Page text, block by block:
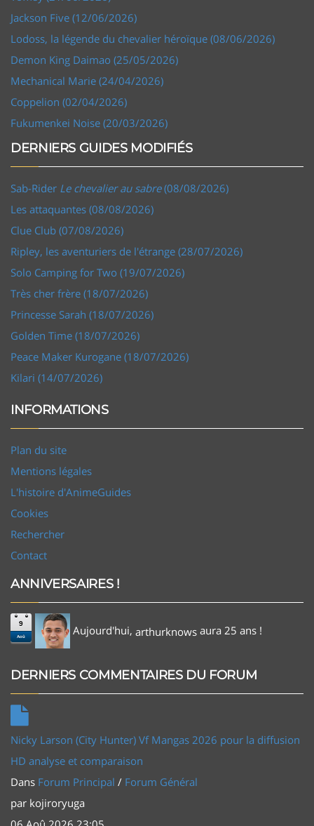
Jackson Five (12/06/2026)
Lodoss, la légende du chevalier héroïque (08/06/2026)
Demon King Daimao (25/05/2026)
Mechanical Marie (24/04/2026)
Coppelion (02/04/2026)
Fukumenkei Noise (20/03/2026)
DERNIERS GUIDES MODIFIÉS
Sab-Rider Le chevalier au sabre(08/08/2026)
Les attaquantes (08/08/2026)
Clue Club (07/08/2026)
Ripley, les aventuriers de l'étrange (28/07/2026)
Solo Camping for Two (19/07/2026)
Très cher frère (18/07/2026)
Princesse Sarah (18/07/2026)
Golden Time (18/07/2026)
Peace Maker Kurogane (18/07/2026)
Kilari (14/07/2026)
INFORMATIONS
Plan du site
Mentions légales
L'histoire d'AnimeGuides
Cookies
Rechercher
Contact
ANNIVERSAIRES !
9
Aoû Aujourd'hui, arthurknows aura 25 ans !
DERNIERS COMMENTAIRES DU FORUM
Nicky Larson (City Hunter) Vf Mangas 2026 pour la diffusion
HD analyse et comparaison
Dans Forum Principal / Forum Général
par kojiroryuga